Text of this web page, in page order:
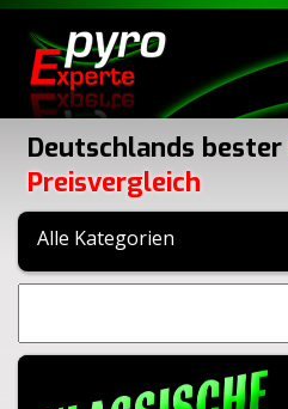
Deutschlands bester
Preisvergleich
Alle Kategorien